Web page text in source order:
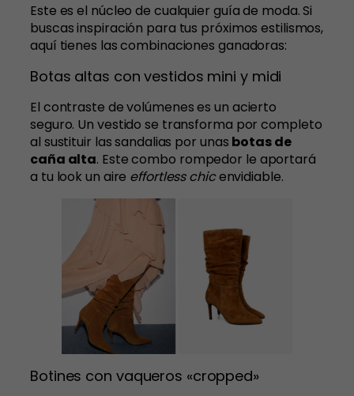
Este es el núcleo de cualquier guía de moda. Si
buscas inspiración para tus próximos estilismos,
aquí tienes las combinaciones ganadoras:
Botas altas con vestidos mini y midi
El contraste de volúmenes es un acierto
seguro. Un vestido se transforma por completo
al sustituir las sandalias por unas botas de
caña alta. Este combo rompedor le aportará
a tu look un aire effortless chicenvidiable.
Botines con vaqueros «cropped»